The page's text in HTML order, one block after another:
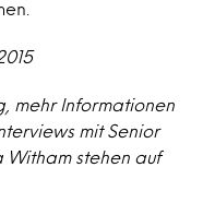
mehr Informationen
mit Senior
Witham stehen auf